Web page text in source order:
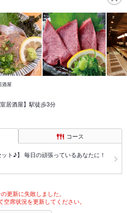
酒屋
居酒屋】駅徒歩3分
コース
ト♪】 毎日の頑張っているあなたに！
更新に失敗しました。
席状況を更新してください。